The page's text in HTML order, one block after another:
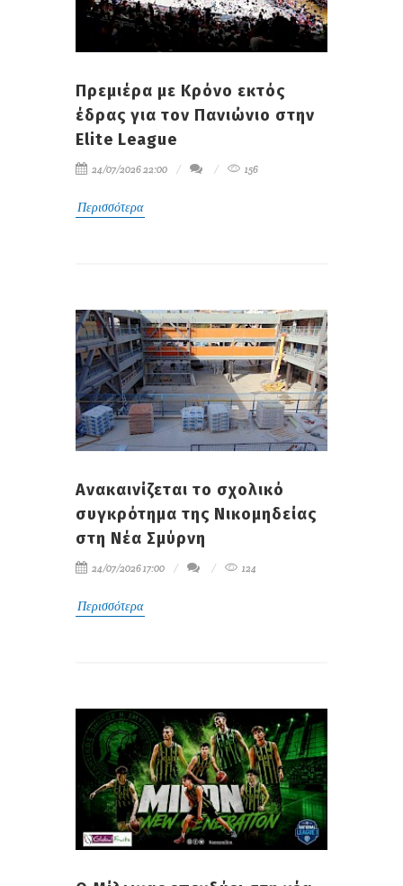
Πρεμιέρα με Κρόνο εκτός
έδρας για τον Πανιώνιο στην
Elite League
24/07/2026 22:00 156
Περισσότερα
Ανακαινίζεται το σχολικό
συγκρότημα της Νικομηδείας
στη Νέα Σμύρνη
24/07/2026 17:00 124
Περισσότερα